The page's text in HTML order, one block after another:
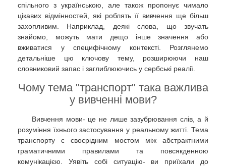
спільного з українською, але також пропонує чимало
цікавих відмінностей, які роблять її вивчення ще більш
захопливим. Наприклад, деякі слова, що звучать
знайомо, можуть мати дещо інше значення або
вживатися у специфічному контексті. Розглянемо
детальніше цю ключову тему, розширюючи наш
словниковий запас і заглиблюючись у сербські реалії.
Чому тема "транспорт" така важлива
у вивченні мови?
Вивчення мови- це не лише зазубрювання слів, а й
розуміння їхнього застосування у реальному житті. Тема
транспорту є своєрідним мостом між абстрактними
граматичними правилами та повсякденною
комунікацією. Уявіть собі ситуацію- ви приїхали до